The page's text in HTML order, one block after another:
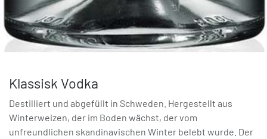
Klassisk Vodka
Destilliert und abgefüllt in Schweden. Hergestellt aus
Winterweizen, der im Boden wächst, der vom
unfreundlichen skandinavischen Winter belebt wurde. Der